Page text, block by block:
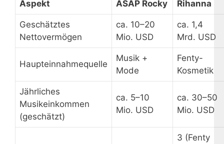
Aspekt ASAP Rocky Rihanna
Geschätztes
Nettovermögen
ca. 10–20
Mio. USD
ca. 1,4
Mrd. USD
Haupteinnahmequelle
Musik +
Mode
Fenty-
Kosmetik
Jährliches
Musikeinkommen
(geschätzt)
ca. 5–10
Mio. USD
ca. 30–50
Mio. USD
3 (Fenty